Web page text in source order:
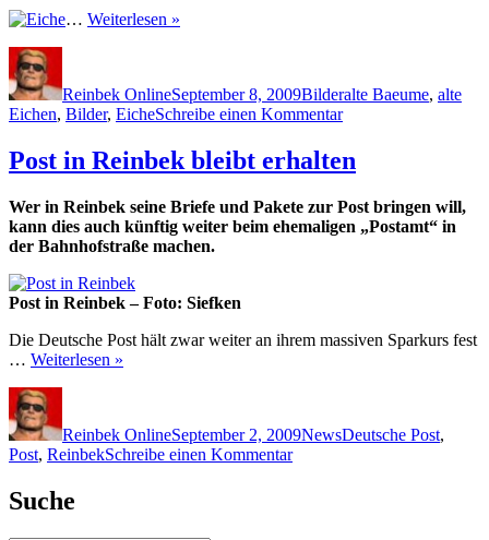
… Weiterlesen »
Reinbek OnlineSeptember 8, 2009Bilderalte Baeume, alte
Eichen, Bilder, EicheSchreibe einen Kommentarzu
in
an
der
Post in Reinbek bleibt erhalten
Wer in Reinbek seine Briefe und Pakete zur Post bringen will,
kann dies auch künftig weiter beim ehemaligen „Postamt“ in
der Bahnhofstraße machen.
Post in Reinbek – Foto: Siefken
Die Deutsche Post hält zwar weiter an ihrem massiven Sparkurs fest
… Weiterlesen »
Reinbek OnlineSeptember 2, 2009NewsDeutsche Post,
Post, ReinbekSchreibe einen Kommentarzu
Suche